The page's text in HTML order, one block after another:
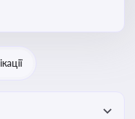
включаючи
і аматорський
ефективної